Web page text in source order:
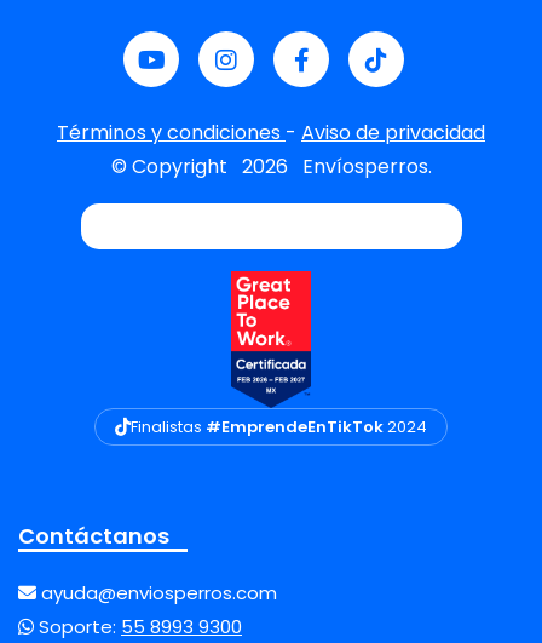
Términos y condiciones - Aviso de privacidad
© Copyright 2026 Envíosperros.
Finalistas #EmprendeEnTikTok2024
Contáctanos
ayuda@enviosperros.com
Soporte: 55 8993 9300